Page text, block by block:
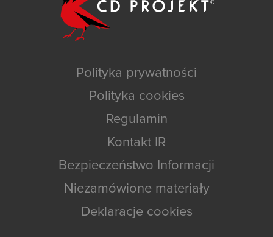
Polityka prywatności
Polityka cookies
Regulamin
Kontakt IR
Bezpieczeństwo Informacji
Niezamówione materiały
Deklaracje cookies